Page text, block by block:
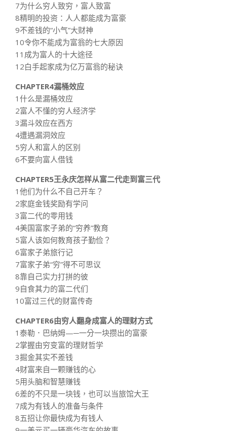
7为什么穷人致穷，富人致富
8精明的投资：人人都能成为富豪
9不差钱的“小气”大财神
10令你不能成为富翁的七大原因
11成为富人的十大途径
12白手起家成为亿万富翁的秘诀
CHAPTER4漏桶效应
1什么是漏桶效应
2富人不懂的穷人经济学
3漏斗效应在西方
4遭遇漏洞效应
5穷人和富人的区别
6不要向富人借钱
CHAPTER5王永庆怎样从富二代走到富三代
1他们为什么不自己开车？
2家庭金钱奖励有学问
3富二代的零用钱
4美国富家子弟的“穷养”教育
5富人该如何教育孩子勤俭？
6富家子弟旅行记
7富家子弟“穷”得不可思议
8靠自己实力打拼的彼
9自食其力的富二代们
10富过三代的财富传奇
CHAPTER6由穷人翻身成富人的理财方式
1泰勒．巴纳姆—─一分一块攒出的富豪
2掌握由穷变富的理财哲学
3掘金其实不差钱
4财富来自一颗赚钱的心
5用头脑和智慧赚钱
6差的不只是一块钱，也可以当旅馆大王
7成为有钱人的准备与条件
8五招让你最快成为有钱人